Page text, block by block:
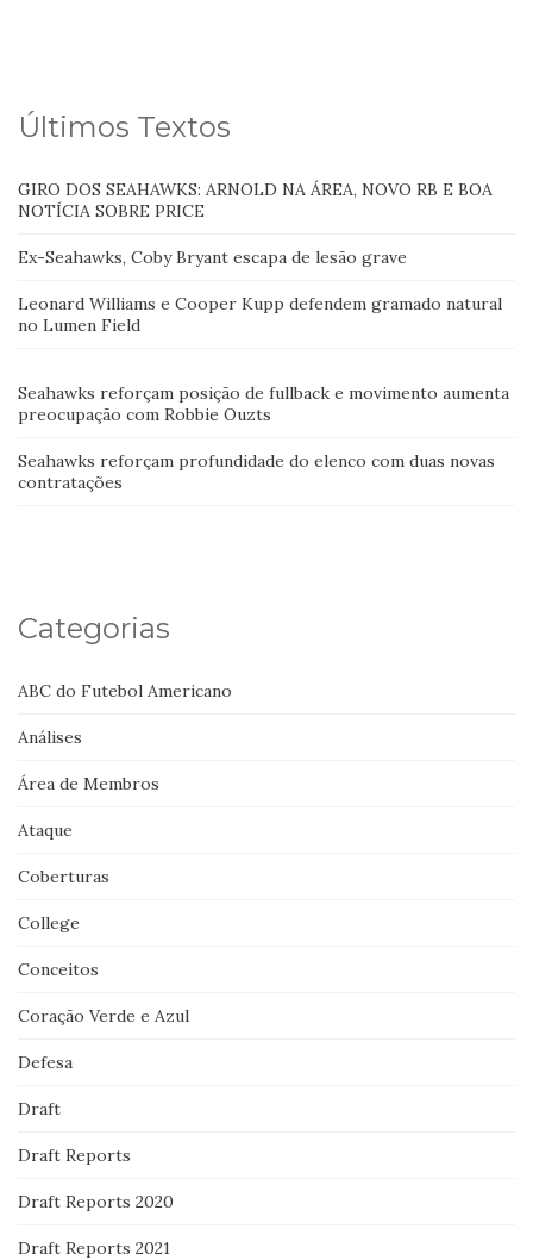
Últimos Textos
GIRO DOS SEAHAWKS: ARNOLD NA ÁREA, NOVO RB E BOA
NOTÍCIA SOBRE PRICE
Ex-Seahawks, Coby Bryant escapa de lesão grave
Leonard Williams e Cooper Kupp defendem gramado natural
no Lumen Field
Seahawks reforçam posição de fullback e movimento aumenta
preocupação com Robbie Ouzts
Seahawks reforçam profundidade do elenco com duas novas
contratações
Categorias
ABC do Futebol Americano
Análises
Área de Membros
Ataque
Coberturas
College
Conceitos
Coração Verde e Azul
Defesa
Draft
Draft Reports
Draft Reports 2020
Draft Reports 2021